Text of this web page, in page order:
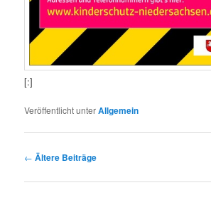
[:]
Veröffentlicht unterAllgemein
Beitragsnavigation
← Ältere Beiträge